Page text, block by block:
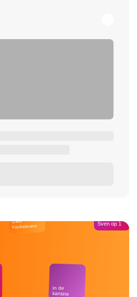
Café
Kockelmann
In de
kantine
Sven op 1